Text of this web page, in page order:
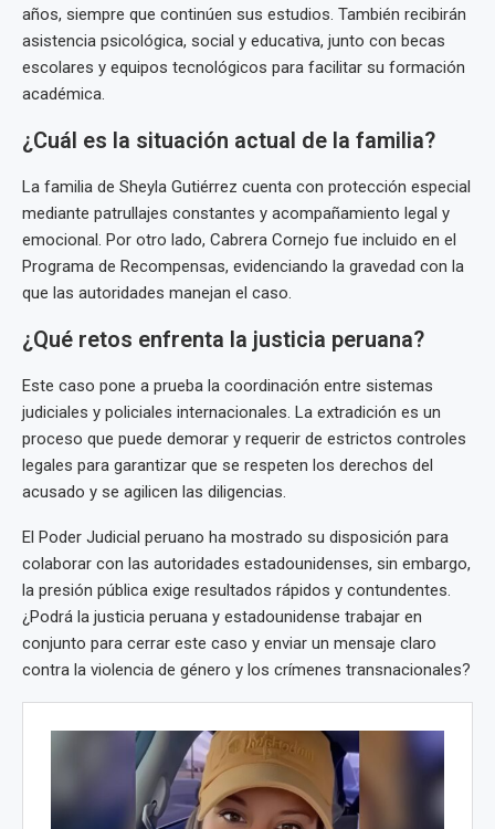
años, siempre que continúen sus estudios. También recibirán
asistencia psicológica, social y educativa, junto con becas
escolares y equipos tecnológicos para facilitar su formación
académica.
¿Cuál es la situación actual de la familia?
La familia de Sheyla Gutiérrez cuenta con protección especial
mediante patrullajes constantes y acompañamiento legal y
emocional. Por otro lado, Cabrera Cornejo fue incluido en el
Programa de Recompensas, evidenciando la gravedad con la
que las autoridades manejan el caso.
¿Qué retos enfrenta la justicia peruana?
Este caso pone a prueba la coordinación entre sistemas
judiciales y policiales internacionales. La extradición es un
proceso que puede demorar y requerir de estrictos controles
legales para garantizar que se respeten los derechos del
acusado y se agilicen las diligencias.
El Poder Judicial peruano ha mostrado su disposición para
colaborar con las autoridades estadounidenses, sin embargo,
la presión pública exige resultados rápidos y contundentes.
¿Podrá la justicia peruana y estadounidense trabajar en
conjunto para cerrar este caso y enviar un mensaje claro
contra la violencia de género y los crímenes transnacionales?